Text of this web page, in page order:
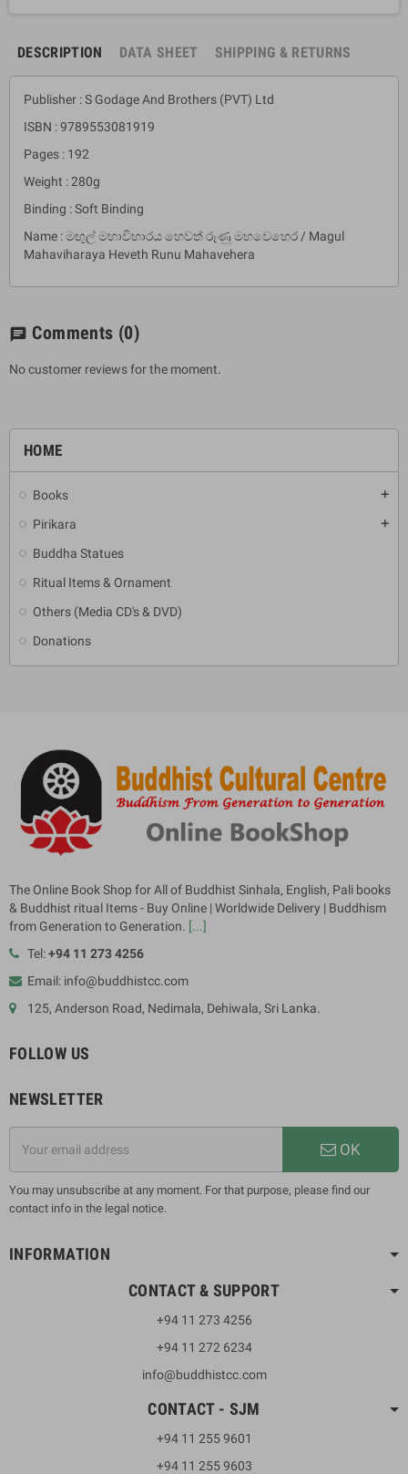
HOME
Books add
Pirikara add
Buddha Statues
Ritual Items & Ornament
Others (Media CD's & DVD)
Donations
DESCRIPTION DATA SHEET SHIPPING & RETURNS
Publisher : S Godage And Brothers (PVT) Ltd
ISBN : 9789553081919
Pages : 192
Weight : 280g
Binding : Soft Binding
Name : මඟුල් මහාවිහාරය හෙවත් රූණු මහවෙහෙර / Magul
Mahaviharaya Heveth Runu Mahavehera
chat Comments (0)
No customer reviews for the moment.
The Online Book Shop for All of Buddhist Sinhala, English, Pali books
& Buddhist ritual Items - Buy Online | Worldwide Delivery | Buddhism
from Generation to Generation. [...]
Tel:+94 11 273 4256
Email: info@buddhistcc.com
125, Anderson Road, Nedimala, Dehiwala, Sri Lanka.
FOLLOW US
NEWSLETTER
OK
You may unsubscribe at any moment. For that purpose, please find our
contact info in the legal notice.
INFORMATION
CONTACT & SUPPORT
+94 11 273 4256
+94 11 272 6234
info@buddhistcc.com
CONTACT - SJM
+94 11 255 9601
+94 11 255 9603